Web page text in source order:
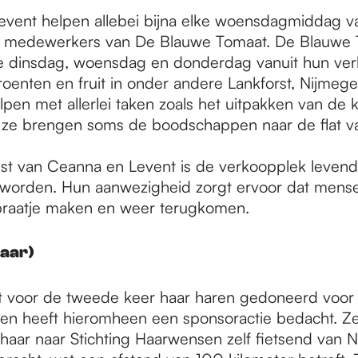
helpen allebei bijna elke woensdagmiddag
van De Blauwe Tomaat. De Blauwe
dinsdag, woensdag en donderdag vanuit hun
en fruit in onder andere Lankforst,
met allerlei taken zoals het uitpakken van de
brengen soms de boodschappen naar de flat
van Ceanna en Levent is de verkoopplek
Hun aanwezigheid zorgt ervoor dat
maken en weer terugkomen.
voor de tweede keer haar haren gedoneerd voor
heeft hieromheen een sponsoractie bedacht.
naar Stichting Haarwensen zelf fietsend van